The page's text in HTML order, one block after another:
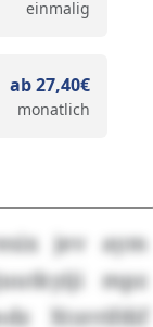
einmalig
ab 27,40€
monatlich
jev aym
mpz
Xtzrrifdif